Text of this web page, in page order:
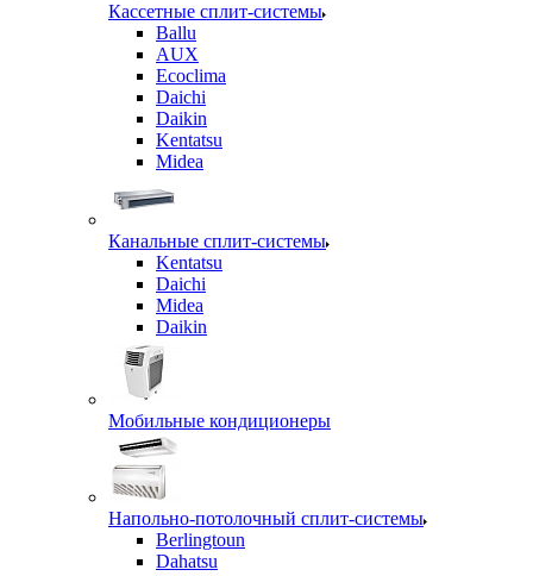
Кассетные сплит-системы
Ballu
AUX
Ecoclima
Daichi
Daikin
Kentatsu
Midea
Канальные сплит-системы
Kentatsu
Daichi
Midea
Daikin
Мобильные кондиционеры
Напольно-потолочный сплит-системы
Berlingtoun
Dahatsu